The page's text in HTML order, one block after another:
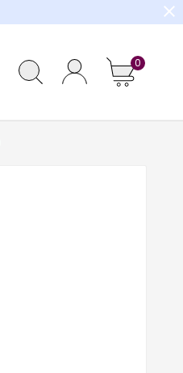
close
0